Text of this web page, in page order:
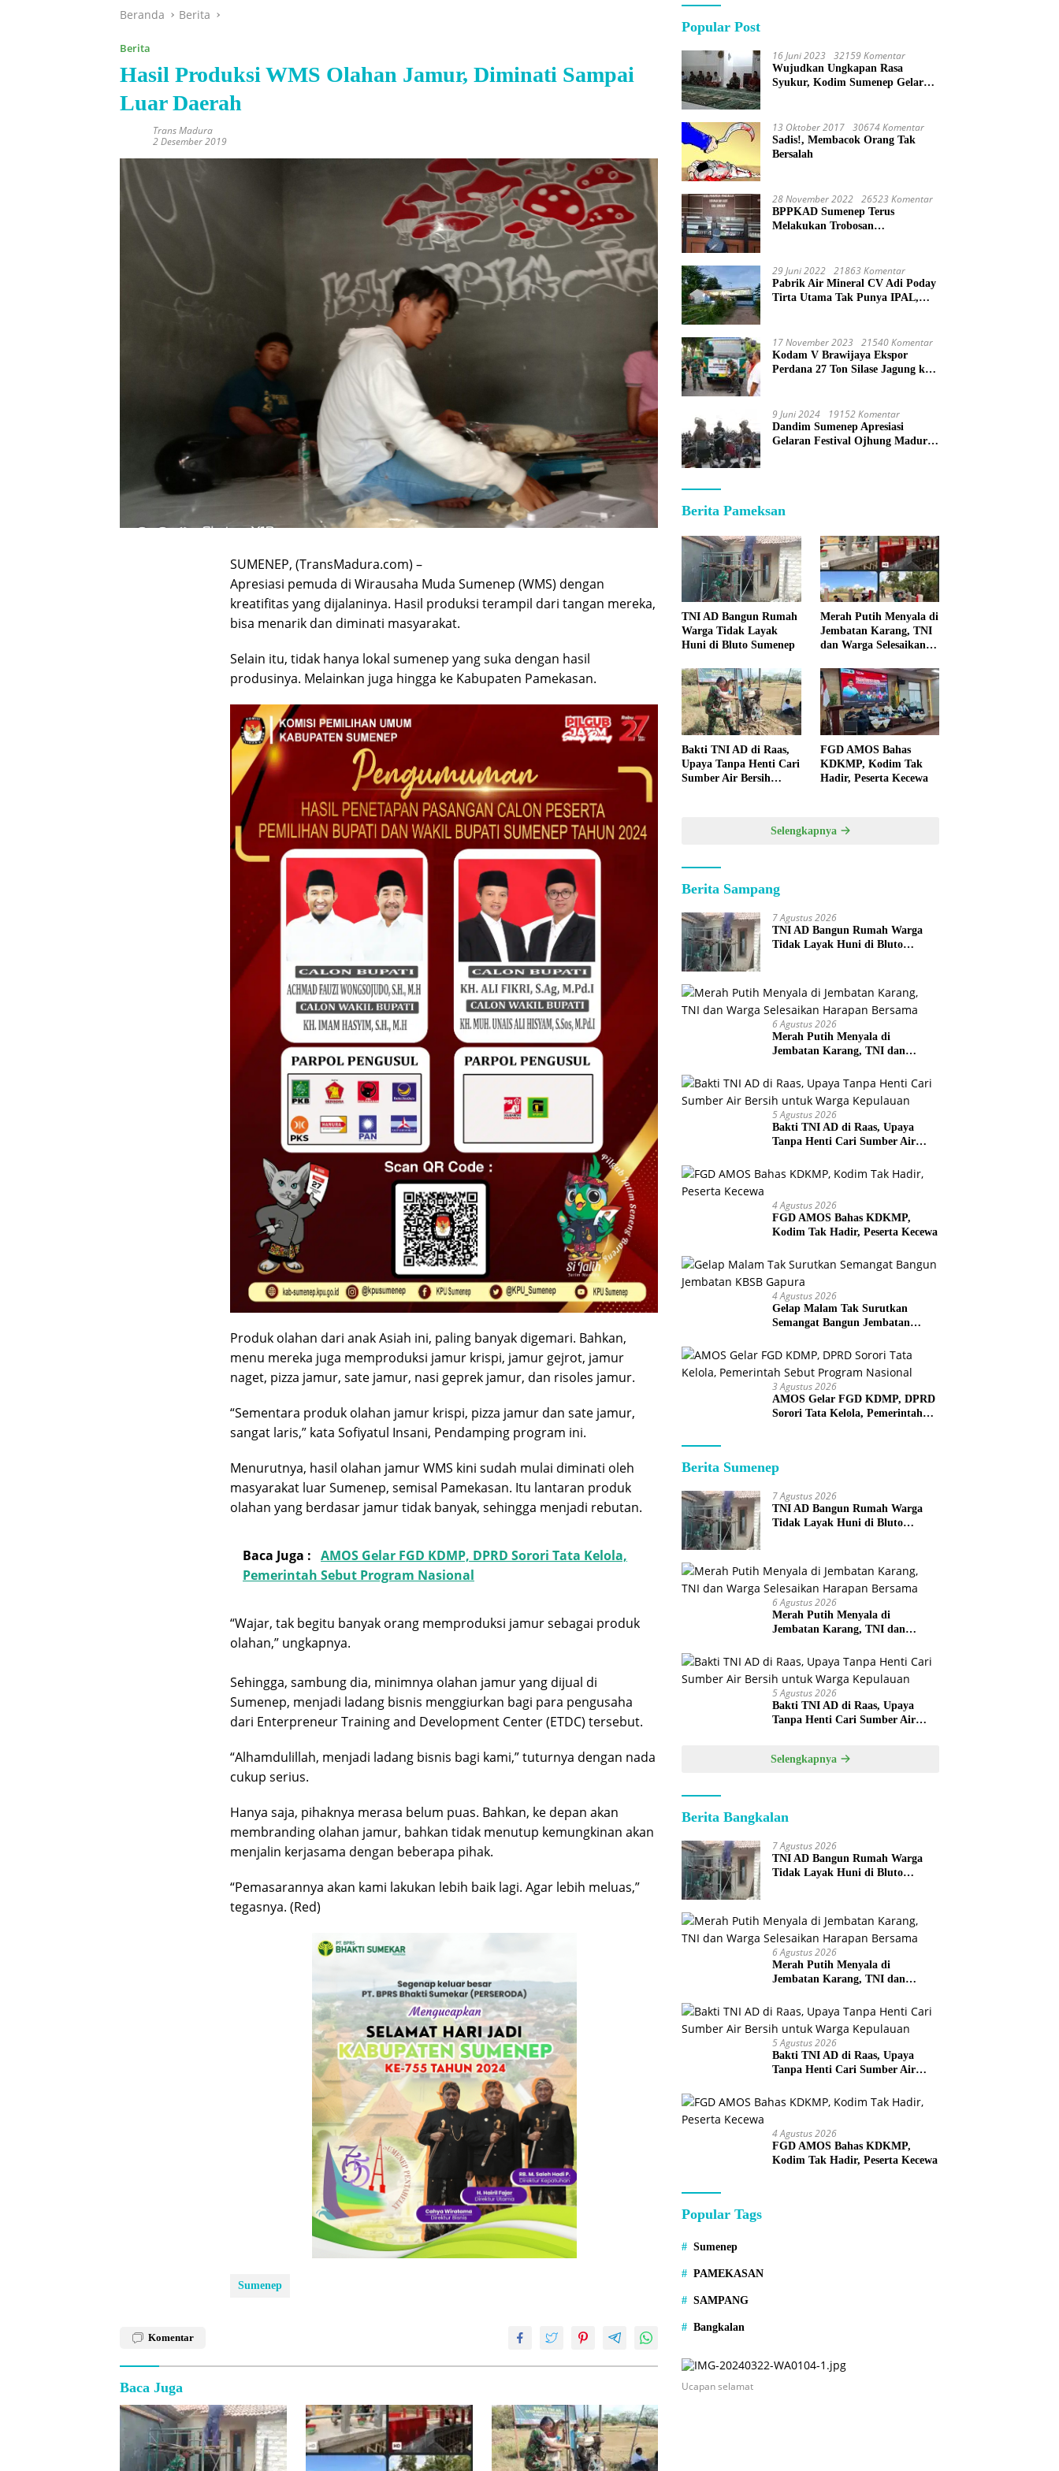
Beranda Berita
Berita
Hasil Produksi WMS Olahan Jamur, Diminati Sampai
Luar Daerah
Trans Madura
2 Desember 2019
SUMENEP, (TransMadura.com) –
Apresiasi pemuda di Wirausaha Muda Sumenep (WMS) dengan
kreatifitas yang dijalaninya. Hasil produksi terampil dari tangan mereka,
bisa menarik dan diminati masyarakat.
Selain itu, tidak hanya lokal sumenep yang suka dengan hasil
produsinya. Melainkan juga hingga ke Kabupaten Pamekasan.
Produk olahan dari anak Asiah ini, paling banyak digemari. Bahkan,
menu mereka juga memproduksi jamur krispi, jamur gejrot, jamur
naget, pizza jamur, sate jamur, nasi geprek jamur, dan risoles jamur.
“Sementara produk olahan jamur krispi, pizza jamur dan sate jamur,
sangat laris,” kata Sofiyatul Insani, Pendamping program ini.
Menurutnya, hasil olahan jamur WMS kini sudah mulai diminati oleh
masyarakat luar Sumenep, semisal Pamekasan. Itu lantaran produk
olahan yang berdasar jamur tidak banyak, sehingga menjadi rebutan.
Baca Juga : AMOS Gelar FGD KDMP, DPRD Sorori Tata Kelola,
Pemerintah Sebut Program Nasional
“Wajar, tak begitu banyak orang memproduksi jamur sebagai produk
olahan,” ungkapnya.
Sehingga, sambung dia, minimnya olahan jamur yang dijual di
Sumenep, menjadi ladang bisnis menggiurkan bagi para pengusaha
dari Enterpreneur Training and Development Center (ETDC) tersebut.
“Alhamdulillah, menjadi ladang bisnis bagi kami,” tuturnya dengan nada
cukup serius.
Hanya saja, pihaknya merasa belum puas. Bahkan, ke depan akan
membranding olahan jamur, bahkan tidak menutup kemungkinan akan
menjalin kerjasama dengan beberapa pihak.
“Pemasarannya akan kami lakukan lebih baik lagi. Agar lebih meluas,”
tegasnya. (Red)
Sumenep
Komentar
Baca Juga
Popular Post
16 Juni 2023 32159 Komentar
Wujudkan Ungkapan Rasa
Syukur, Kodim Sumenep Gelar
13 Oktober 2017 30674 Komentar
Sadis!, Membacok Orang Tak
Bersalah
28 November 2022 26523 Komentar
BPPKAD Sumenep Terus
Melakukan Trobosan
29 Juni 2022 21863 Komentar
Pabrik Air Mineral CV Adi Poday
Tirta Utama Tak Punya IPAL,
17 November 2023 21540 Komentar
Kodam V Brawijaya Ekspor
Perdana 27 Ton Silase Jagung ke
9 Juni 2024 19152 Komentar
Dandim Sumenep Apresiasi
Gelaran Festival Ojhung Madura
Berita Pameksan
TNI AD Bangun Rumah
Warga Tidak Layak
Huni di Bluto Sumenep
Merah Putih Menyala di
Jembatan Karang, TNI
dan Warga Selesaikan
Bakti TNI AD di Raas,
Upaya Tanpa Henti Cari
Sumber Air Bersih
FGD AMOS Bahas
KDKMP, Kodim Tak
Hadir, Peserta Kecewa
Selengkapnya
Berita Sampang
7 Agustus 2026
TNI AD Bangun Rumah Warga
Tidak Layak Huni di Bluto
6 Agustus 2026
Merah Putih Menyala di
Jembatan Karang, TNI dan
Bersama
5 Agustus 2026
Bakti TNI AD di Raas, Upaya
Tanpa Henti Cari Sumber Air
4 Agustus 2026
FGD AMOS Bahas KDKMP,
Kodim Tak Hadir, Peserta Kecewa
4 Agustus 2026
Gelap Malam Tak Surutkan
Semangat Bangun Jembatan
3 Agustus 2026
AMOS Gelar FGD KDMP, DPRD
Sorori Tata Kelola, Pemerintah
Berita Sumenep
7 Agustus 2026
TNI AD Bangun Rumah Warga
Tidak Layak Huni di Bluto
6 Agustus 2026
Merah Putih Menyala di
Jembatan Karang, TNI dan
Bersama
5 Agustus 2026
Bakti TNI AD di Raas, Upaya
Tanpa Henti Cari Sumber Air
Selengkapnya
Berita Bangkalan
7 Agustus 2026
TNI AD Bangun Rumah Warga
Tidak Layak Huni di Bluto
6 Agustus 2026
Merah Putih Menyala di
Jembatan Karang, TNI dan
Bersama
5 Agustus 2026
Bakti TNI AD di Raas, Upaya
Tanpa Henti Cari Sumber Air
4 Agustus 2026
FGD AMOS Bahas KDKMP,
Kodim Tak Hadir, Peserta Kecewa
Popular Tags
Sumenep
PAMEKASAN
SAMPANG
Bangkalan
Ucapan selamat